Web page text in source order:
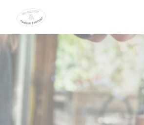
Personalización de sus opciones de cookies